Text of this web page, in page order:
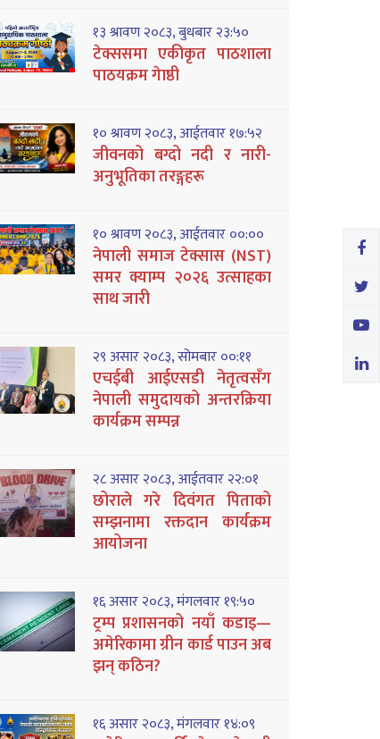
१३ श्रावण २०८३, बुधबार २३:५०
टेक्ससमा एकीकृत पाठशाला
पाठयक्रम गेाष्ठी
१० श्रावण २०८३, आईतवार १७:५२
जीवनको बग्दो नदी र नारी-
अनुभूतिका तरङ्गहरू
१० श्रावण २०८३, आईतवार ००:००
नेपाली समाज टेक्सास (NST)
समर क्याम्प २०२६ उत्साहका
साथ जारी
२९ असार २०८३, सोमबार ००:११
एचईबी आईएसडी नेतृत्वसँग
नेपाली समुदायको अन्तरक्रिया
कार्यक्रम सम्पन्न
२८ असार २०८३, आईतवार २२:०१
छोराले गरे दिवंगत पिताको
सम्झनामा रक्तदान कार्यक्रम
आयोजना
१६ असार २०८३, मंगलवार १९:५०
ट्रम्प प्रशासनको नयाँ कडाइ—
अमेरिकामा ग्रीन कार्ड पाउन अब
झन् कठिन?
१६ असार २०८३, मंगलवार १४:०९